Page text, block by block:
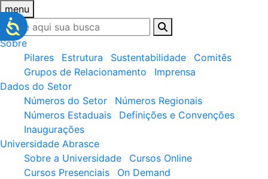
menu
Sobre
Pilares
Estrutura Sustentabilidade
Comitês
Grupos de Relacionamento
Imprensa
Dados do Setor
Números do Setor
Números Regionais
Números Estaduais
Definições e Convenções
Inaugurações
Universidade Abrasce
Sobre a Universidade
Cursos Online
Cursos Presenciais
On Demand